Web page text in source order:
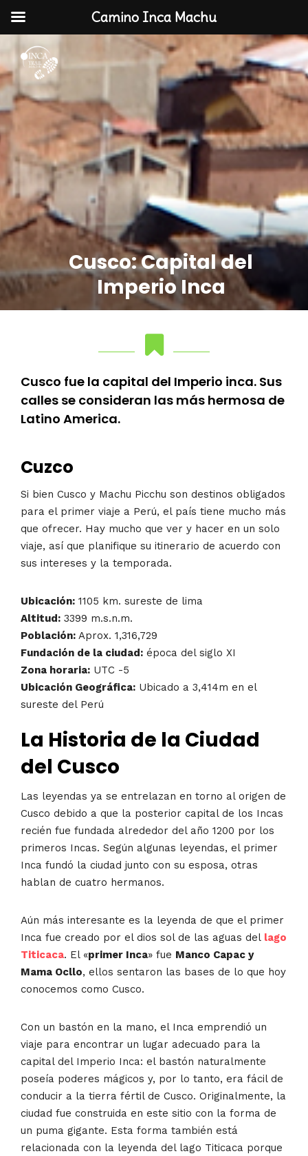
Cusco: Capital del
Imperio Inca
Cusco fue la capital del Imperio inca. Sus
calles se consideran las más hermosa de
Latino America.
Cuzco
Si bien Cusco y Machu Picchu son destinos obligados
para el primer viaje a Perú, el país tiene mucho más
que ofrecer. Hay mucho que ver y hacer en un solo
viaje, así que planifique su itinerario de acuerdo con
sus intereses y la temporada.
Ubicación: 1105 km. sureste de lima
Altitud: 3399 m.s.n.m.
Población: Aprox. 1,316,729
Fundación de la ciudad: época del siglo XI
Zona horaria: UTC -5
Ubicación Geográfica: Ubicado a 3,414m en el
sureste del Perú
La Historia de la Ciudad
del Cusco
Las leyendas ya se entrelazan en torno al origen de
Cusco debido a que la posterior capital de los Incas
recién fue fundada alrededor del año 1200 por los
primeros Incas. Según algunas leyendas, el primer
Inca fundó la ciudad junto con su esposa, otras
hablan de cuatro hermanos.
Aún más interesante es la leyenda de que el primer
Inca fue creado por el dios sol de las aguas del lago
Titicaca. El «primer Inca» fue Manco Capac y
Mama Ocllo, ellos sentaron las bases de lo que hoy
conocemos como Cusco.
Con un bastón en la mano, el Inca emprendió un
viaje para encontrar un lugar adecuado para la
capital del Imperio Inca: el bastón naturalmente
poseía poderes mágicos y, por lo tanto, era fácil de
conducir a la tierra fértil de Cusco. Originalmente, la
ciudad fue construida en este sitio con la forma de
un puma gigante. Esta forma también está
relacionada con la leyenda del lago Titicaca porque
Camino Inca Machu